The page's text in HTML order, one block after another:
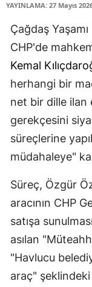
YAYINLAMA: 27 Mayıs
Çağdaş
CHP'de
Kemal
herhangi bir
net bir dille ilan
gerekçesini
süreçlerine
müdahaleye"
Süreç, Özgür
aracının CHP
satışa
asılan
"Havlucu
araç"